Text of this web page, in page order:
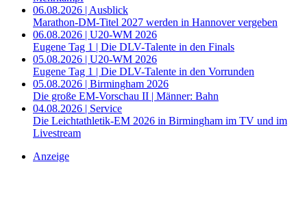
06.08.2026 | Ausblick
Marathon-DM-Titel 2027 werden in Hannover vergeben
06.08.2026 | U20-WM 2026
Eugene Tag 1 | Die DLV-Talente in den Finals
05.08.2026 | U20-WM 2026
Eugene Tag 1 | Die DLV-Talente in den Vorrunden
05.08.2026 | Birmingham 2026
Die große EM-Vorschau II | Männer: Bahn
04.08.2026 | Service
Die Leichtathletik-EM 2026 in Birmingham im TV und im
Livestream
Anzeige